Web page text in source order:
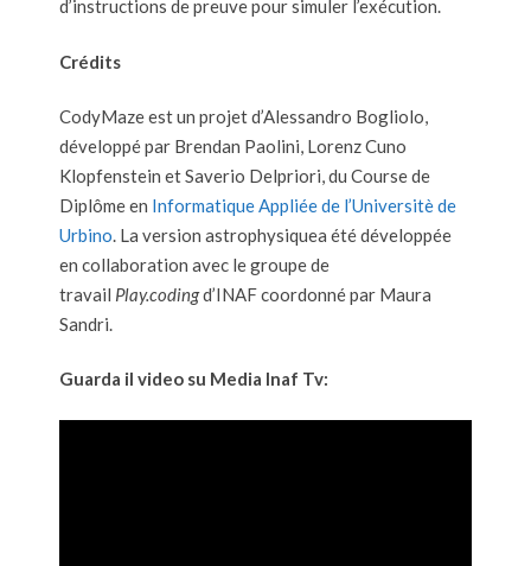
d’instructions de preuve pour simuler l’exécution.
Crédits
CodyMaze est un projet d’Alessandro Bogliolo,
développé par Brendan Paolini, Lorenz Cuno
Klopfenstein et Saverio Delpriori, du Course de
Diplôme en Informatique Appliée de l’Universitè de
Urbino. La version astrophysiquea été développée
en collaboration avec le groupe de
travail Play.codingd’INAF coordonné par Maura
Sandri.
Guarda il video su Media Inaf Tv: